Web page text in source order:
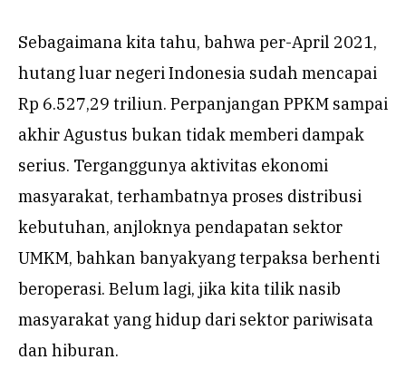
Sebagaimana kita tahu, bahwa per-April 2021,
hutang luar negeri Indonesia sudah mencapai
Rp 6.527,29 triliun. Perpanjangan PPKM sampai
akhir Agustus bukan tidak memberi dampak
serius. Terganggunya aktivitas ekonomi
masyarakat, terhambatnya proses distribusi
kebutuhan, anjloknya pendapatan sektor
UMKM, bahkan banyakyang terpaksa berhenti
beroperasi. Belum lagi, jika kita tilik nasib
masyarakat yang hidup dari sektor pariwisata
dan hiburan.